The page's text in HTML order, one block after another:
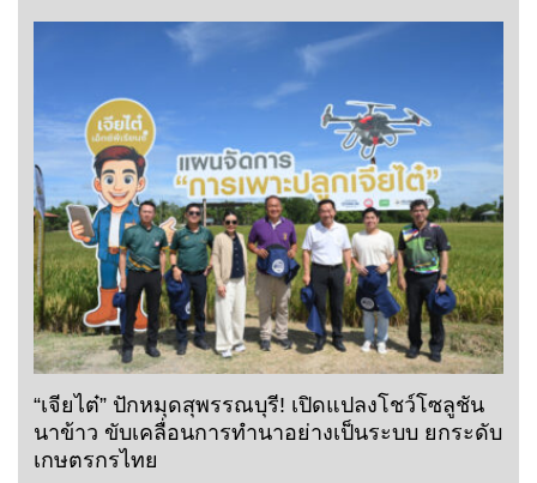
“เจียไต๋” ปักหมุดสุพรรณบุรี! เปิดแปลงโชว์โซลูชัน
นาข้าว ขับเคลื่อนการทำนาอย่างเป็นระบบ ยกระดับ
เกษตรกรไทย